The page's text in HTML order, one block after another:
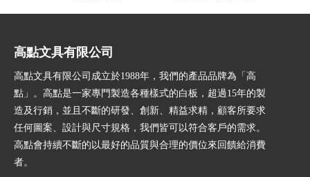
高點文具有限公司
高點文具有限公司成立於1988年，我們的產品品牌為「高
點」。高點是一家專門製造各種樣式的白板，超過15年的製
造及行銷，並且不斷的研發、創新、精益求精，顧客所要求
任何圖案、設計與尺寸規格，我們皆可以符合客戶的需求。
高點會持續不斷的以最好的品質與合理的價位來回饋給消費
者。